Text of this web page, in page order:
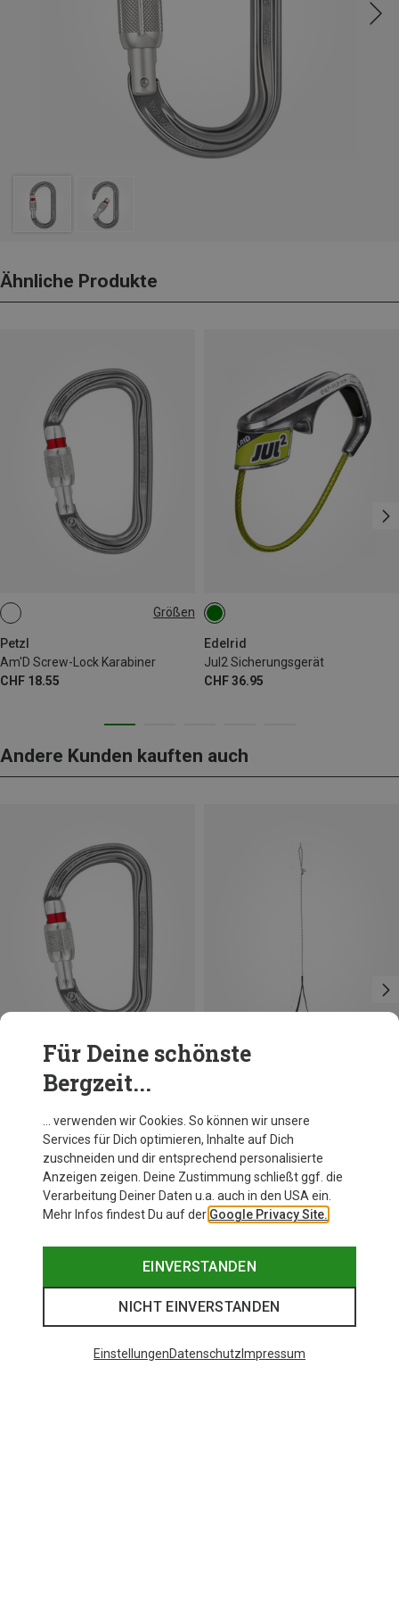
Ähnliche Produkte
Größen
Petzl
Am'D Screw-Lock Karabiner
CHF 18.55
SCREW-LOCK
Edelrid
Jul2 Sicherungsgerät
CHF 36.95
Andere Kunden kauften auch
Am'D Screw-Lock Karabiner
CHF 18.55
SCREW-LOCK
Petzl
Footcord Trittschlinge
CHF 24.80
Für Deine schönste
Bergzeit...
… verwenden wir Cookies. So können wir unsere
Services für Dich optimieren, Inhalte auf Dich
zuschneiden und dir entsprechend personalisierte
Anzeigen zeigen. Deine Zustimmung schließt ggf. die
Verarbeitung Deiner Daten u.a. auch in den USA ein.
Mehr Infos findest Du auf der Google Privacy Site.
EINVERSTANDEN
NICHT EINVERSTANDEN
EinstellungenDatenschutz Impressum